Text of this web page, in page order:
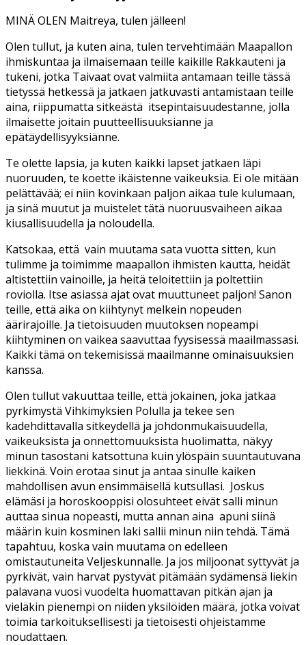
MINÄ OLEN Maitreya, tulen jälleen!
Olen tullut, ja kuten aina, tulen tervehtimään Maapallon
ihmiskuntaa ja ilmaisemaan teille kaikille Rakkauteni ja
tukeni, jotka Taivaat ovat valmiita antamaan teille tässä
tietyssä hetkessä ja jatkaen jatkuvasti antamistaan teille
aina, riippumatta sitkeästä itsepintaisuudestanne, jolla
ilmaisette joitain puutteellisuuksianne ja
epätäydellisyyksiänne.
Te olette lapsia, ja kuten kaikki lapset jatkaen läpi
nuoruuden, te koette ikäistenne vaikeuksia. Ei ole mitään
pelättävää; ei niin kovinkaan paljon aikaa tule kulumaan,
ja sinä muutut ja muistelet tätä nuoruusvaiheen aikaa
kiusallisuudella ja noloudella.
Katsokaa, että vain muutama sata vuotta sitten, kun
tulimme ja toimimme maapallon ihmisten kautta, heidät
altistettiin vainoille, ja heitä teloitettiin ja poltettiin
roviolla. Itse asiassa ajat ovat muuttuneet paljon! Sanon
teille, että aika on kiihtynyt melkein nopeuden
äärirajoille. Ja tietoisuuden muutoksen nopeampi
kiihtyminen on vaikea saavuttaa fyysisessä maailmassasi.
Kaikki tämä on tekemisissä maailmanne ominaisuuksien
kanssa.
Olen tullut vakuuttaa teille, että jokainen, joka jatkaa
pyrkimystä Vihkimyksien Polulla ja tekee sen
kadehdittavalla sitkeydellä ja johdonmukaisuudella,
vaikeuksista ja onnettomuuksista huolimatta, näkyy
minun tasostani katsottuna kuin ylöspäin suuntautuvana
liekkinä. Voin erotaa sinut ja antaa sinulle kaiken
mahdollisen avun ensimmäisellä kutsullasi. Joskus
elämäsi ja horoskooppisi olosuhteet eivät salli minun
auttaa sinua nopeasti, mutta annan aina apuni siinä
määrin kuin kosminen laki sallii minun niin tehdä. Tämä
tapahtuu, koska vain muutama on edelleen
omistautuneita Veljeskunnalle. Ja jos miljoonat syttyvät ja
pyrkivät, vain harvat pystyvät pitämään sydämensä liekin
palavana vuosi vuodelta huomattavan pitkän ajan ja
vieläkin pienempi on niiden yksilöiden määrä, jotka voivat
toimia tarkoituksellisesti ja tietoisesti ohjeistamme
noudattaen.